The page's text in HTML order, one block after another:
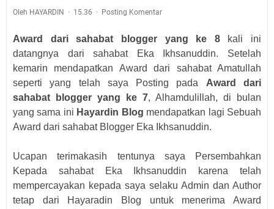
Oleh HAYARDIN 15.36 Posting Komentar
Award dari sahabat blogger yang ke 8kali ini
datangnya dari sahabat Eka Ikhsanuddin. Setelah
kemarin mendapatkan Award dari sahabat Amatullah
seperti yang telah saya Posting pada Award dari
sahabat blogger yang ke 7, Alhamdulillah, di bulan
yang sama ini Hayardin Blog mendapatkan lagi Sebuah
Award dari sahabat Blogger Eka Ikhsanuddin.
Ucapan terimakasih tentunya saya Persembahkan
Kepada sahabat Eka Ikhsanuddin karena telah
mempercayakan kepada saya selaku Admin dan Author
tetap dari Hayaradin Blog untuk menerima Award